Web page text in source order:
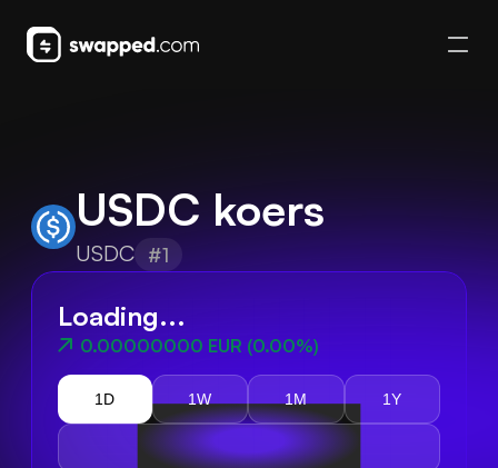
USDC koers
USDC #1
Loading...
0.00000000 EUR (0.00%)
1D 1W 1M 1Y